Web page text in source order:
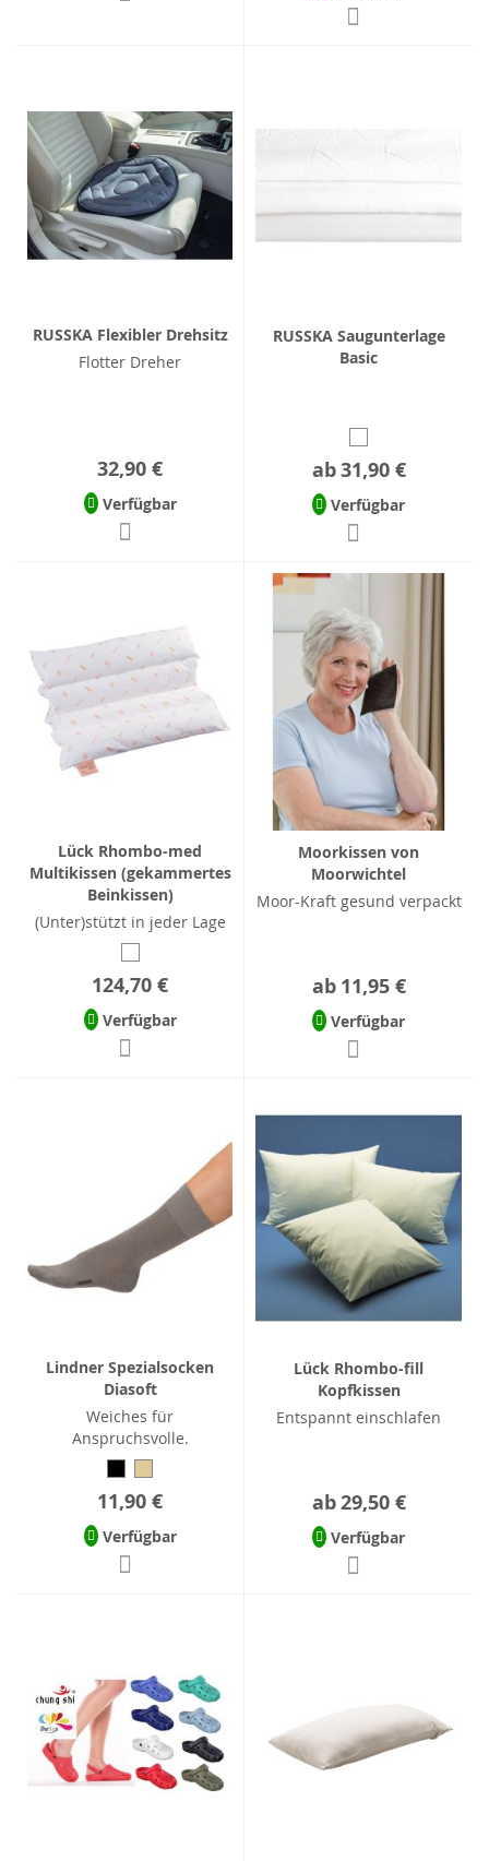
RUSSKA Flexibler Drehsitz
Flotter Dreher
32,90 €
Verfügbar
RUSSKA Saugunterlage
Basic
ab31,90 €
Verfügbar
Lück Rhombo-med
Multikissen (gekammertes
Beinkissen)
(Unter)stützt in jeder Lage
124,70 €
Verfügbar
Moorkissen von
Moorwichtel
Moor-Kraft gesund verpackt
ab 11,95 €
Verfügbar
Lindner Spezialsocken
Diasoft
Weiches für
Anspruchsvolle.
11,90 €
Verfügbar
Lück Rhombo-fill
Kopfkissen
Entspannt einschlafen
ab29,50 €
Verfügbar